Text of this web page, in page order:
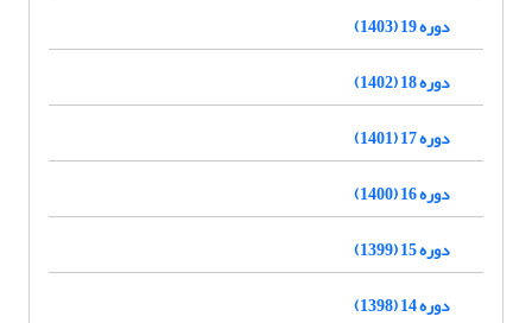
دوره 19 (1403)
دوره 18 (1402)
دوره 17 (1401)
دوره 16 (1400)
دوره 15 (1399)
دوره 14 (1398)